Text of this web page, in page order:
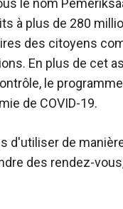
le nom
à plus de 280
des citoyens
En plus de cet
le
de COVID-19.
d'utiliser de
des rendez-